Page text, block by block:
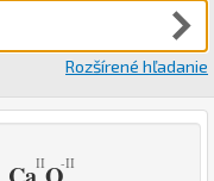
Rozšírené hľadanie